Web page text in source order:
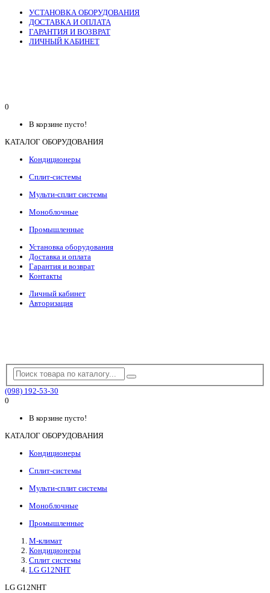
УСТАНОВКА ОБОРУДОВАНИЯ
ДОСТАВКА И ОПЛАТА
ГАРАНТИЯ И ВОЗВРАТ
ЛИЧНЫЙ КАБИНЕТ
0
В корзине пусто!
КАТАЛОГ ОБОРУДОВАНИЯ
Кондиционеры
Сплит-системы
Мульти-сплит системы
Моноблочные
Промышленные
Установка оборудования
Доставка и оплата
Гарантия и возврат
Контакты
Личный кабинет
Авторизация
(098) 192-53-30
0
В корзине пусто!
КАТАЛОГ ОБОРУДОВАНИЯ
Кондиционеры
Сплит-системы
Мульти-сплит системы
Моноблочные
Промышленные
М-климат
Кондиционеры
Сплит системы
LG G12NHT
LG G12NHT